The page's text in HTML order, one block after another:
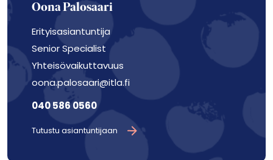
Oona Palosaari
Erityisasiantuntija
Senior Specialist
Yhteisövaikuttavuus
oona.palosaari@itla.fi
040 586 0560
Tutustu asiantuntijaan